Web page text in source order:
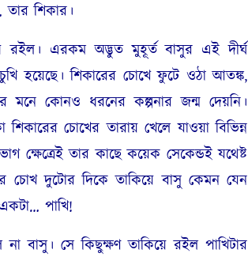
শিকার।
রইল। এরকম অদ্ভুত মুহূর্ত বাসুর এই দীর্ঘ
হয়েছে। শিকারের চোখে ফুটে ওঠা আতঙ্ক,
কোনও ধরনের কল্পনার জন্ম দেয়নি।
চোখের তারায় খেলে যাওয়া বিভিন্ন
ক্ষেত্রেই তার কাছে কয়েক সেকেন্ডই যথেষ্ট
চোখ দুটোর দিকে তাকিয়ে বাসু কেমন যেন
পাখি!
বাসু। সে কিছুক্ষণ তাকিয়ে রইল পাখিটার